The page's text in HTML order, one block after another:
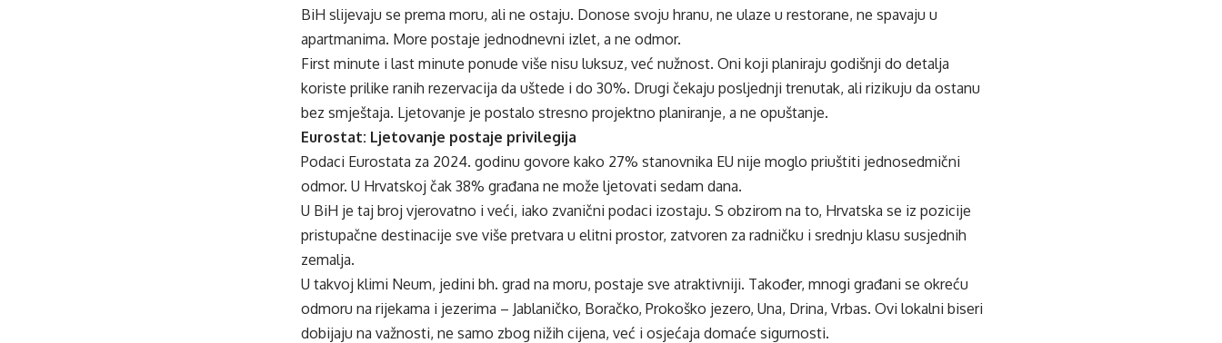
BiH slijevaju se prema moru, ali ne ostaju. Donose svoju hranu, ne ulaze u restorane, ne spavaju u
apartmanima. More postaje jednodnevni izlet, a ne odmor.
First minute i last minute ponude više nisu luksuz, već nužnost. Oni koji planiraju godišnji do detalja
koriste prilike ranih rezervacija da uštede i do 30%. Drugi čekaju posljednji trenutak, ali rizikuju da ostanu
bez smještaja. Ljetovanje je postalo stresno projektno planiranje, a ne opuštanje.
Eurostat: Ljetovanje postaje privilegija
Podaci Eurostata za 2024. godinu govore kako 27% stanovnika EU nije moglo priuštiti jednosedmični
odmor. U Hrvatskoj čak 38% građana ne može ljetovati sedam dana.
U BiH je taj broj vjerovatno i veći, iako zvanični podaci izostaju. S obzirom na to, Hrvatska se iz pozicije
pristupačne destinacije sve više pretvara u elitni prostor, zatvoren za radničku i srednju klasu susjednih
zemalja.
U takvoj klimi Neum, jedini bh. grad na moru, postaje sve atraktivniji. Također, mnogi građani se okreću
odmoru na rijekama i jezerima – Jablaničko, Boračko, Prokoško jezero, Una, Drina, Vrbas. Ovi lokalni biseri
dobijaju na važnosti, ne samo zbog nižih cijena, već i osjećaja domaće sigurnosti.